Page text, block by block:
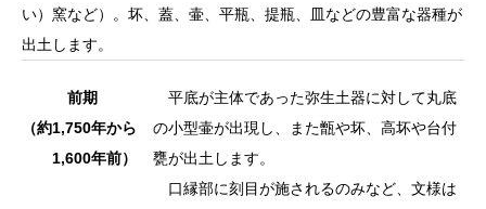
い）窯など）。坏、蓋、壷、平瓶、提瓶、皿などの豊富な器種が
出土します。
前期
（約1,750年から
1,600年前）
平底が主体であった弥生土器に対して丸底
の小型壷が出現し、また甑や坏、高坏や台付
甕が出土します。
口縁部に刻目が施されるのみなど、文様は